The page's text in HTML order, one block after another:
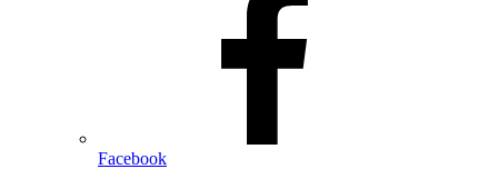
Facebook